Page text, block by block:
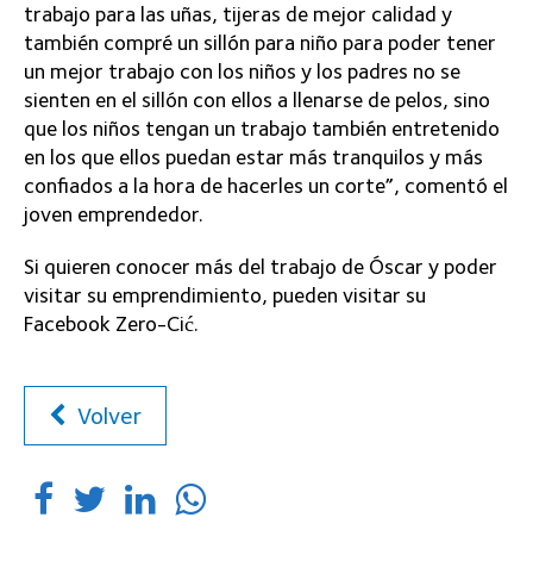
trabajo para las uñas, tijeras de mejor calidad y
también compré un sillón para niño para poder tener
un mejor trabajo con los niños y los padres no se
sienten en el sillón con ellos a llenarse de pelos, sino
que los niños tengan un trabajo también entretenido
en los que ellos puedan estar más tranquilos y más
confiados a la hora de hacerles un corte”, comentó el
joven emprendedor.
Si quieren conocer más del trabajo de Óscar y poder
visitar su emprendimiento, pueden visitar su
Facebook Zero-Cić.
Volver